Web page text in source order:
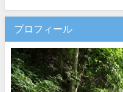
プロフィール